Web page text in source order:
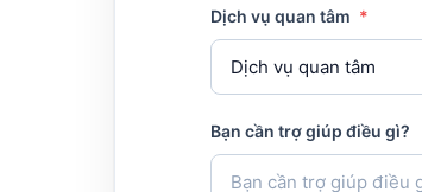
Dịch vụ quan tâm *
Bạn cần trợ giúp điều gì?